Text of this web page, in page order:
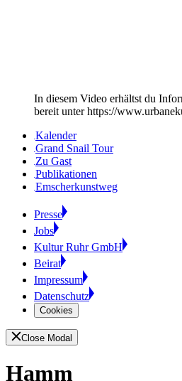
In diesem Video erhältst du
bereit unter https://
Kalender
Grand Snail Tour
Zu Gast
Publikationen
Emscherkunstweg
Presse
Jobs
Kultur Ruhr GmbH
Beirat
Impressum
Datenschutz
Cookies
Close Modal
Hamm